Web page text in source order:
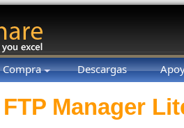
Compra Descargas
FTP Manager